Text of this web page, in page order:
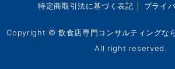
特定商取引法に基づく表記 プライ
Copyright ©飲食店専門コンサルティング
All right reserved.